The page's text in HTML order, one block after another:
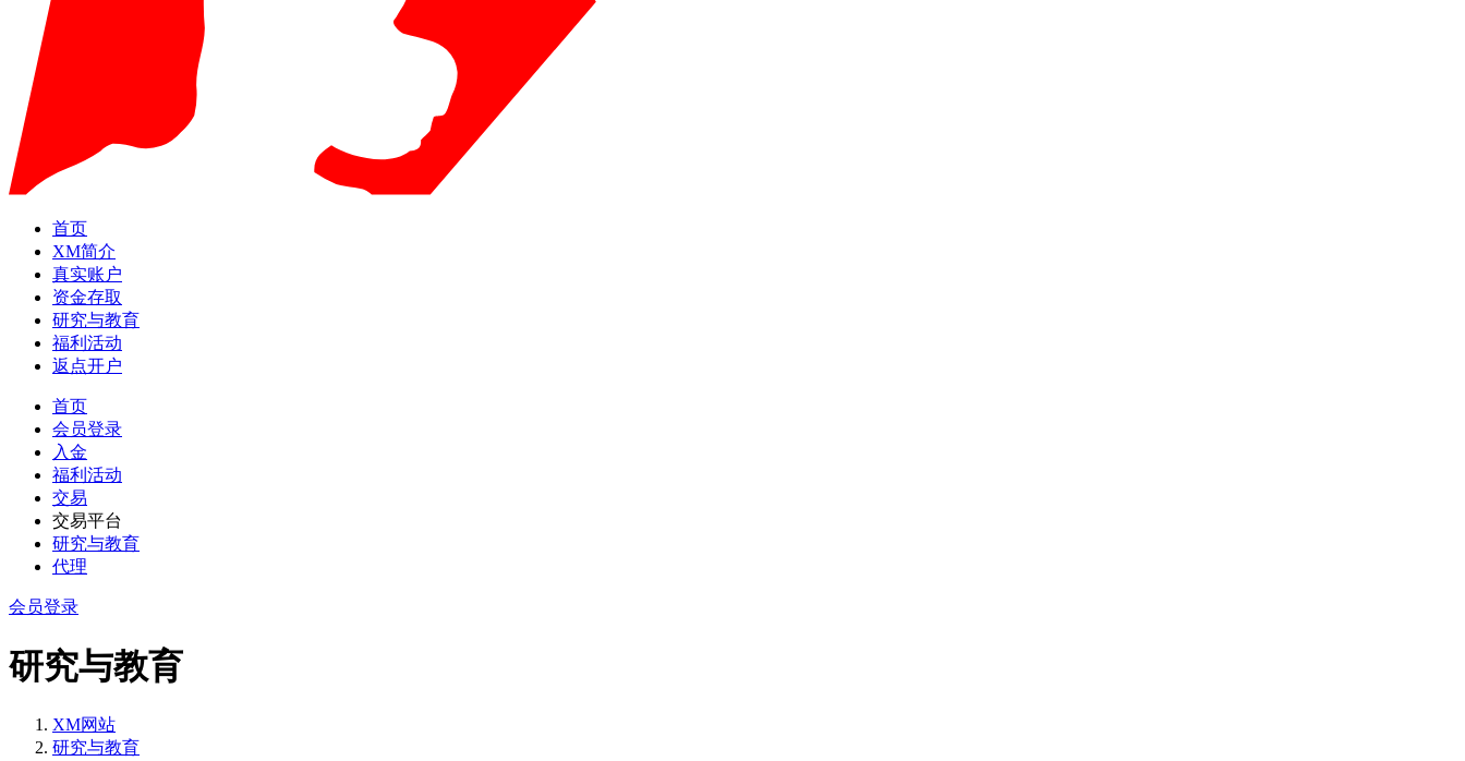
首页
XM简介
真实账户
资金存取
研究与教育
福利活动
返点开户
首页
会员登录
入金
福利活动
交易
交易平台
研究与教育
代理
会员登录
研究与教育
XM网站
研究与教育